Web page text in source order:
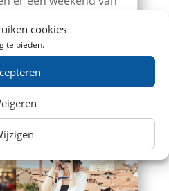
cookies
te bieden.
Wie de prijzen
kan vanuit
goedkoop met de
tickets Met...